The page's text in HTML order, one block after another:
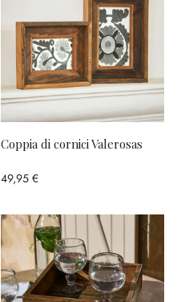
Coppia di cornici Valerosas
49,95 €